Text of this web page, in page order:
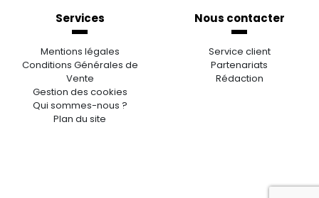
Services
Mentions légales
Conditions Générales de
Vente
Gestion des cookies
Qui sommes-nous ?
Plan du site
Nous contacter
Service client
Partenariats
Rédaction